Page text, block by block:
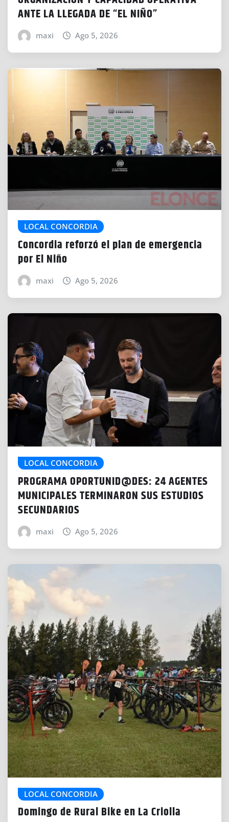
ANTE LA LLEGADA DE “EL NIÑO”
maxi Ago 5, 2026
LOCAL CONCORDIA
Concordia reforzó el plan de emergencia
por El Niño
maxi Ago 5, 2026
LOCAL CONCORDIA
PROGRAMA OPORTUNID@DES: 24 AGENTES
MUNICIPALES TERMINARON SUS ESTUDIOS
SECUNDARIOS
maxi Ago 5, 2026
LOCAL CONCORDIA
Domingo de Rural Bike en La Criolla